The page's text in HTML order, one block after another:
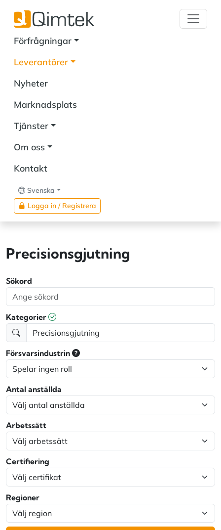
Förfrågningar
Leverantörer
Nyheter
Marknadsplats
Tjänster
Om oss
Kontakt
Svenska
Logga in / Registrera
Precisionsgjutning
Sökord
Kategorier
Försvarsindustrin
Antal anställda
Arbetssätt
Certifiering
Regioner